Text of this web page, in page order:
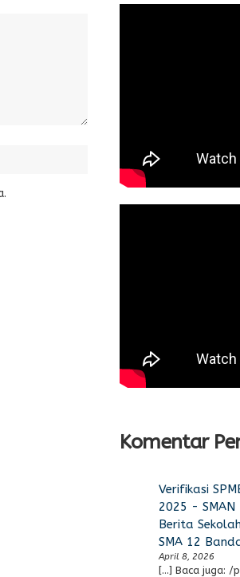
Komentar
Verifikasi
2025 - SMAN
Berita
SMA 12
April 8, 2026
[…] Baca juga: /